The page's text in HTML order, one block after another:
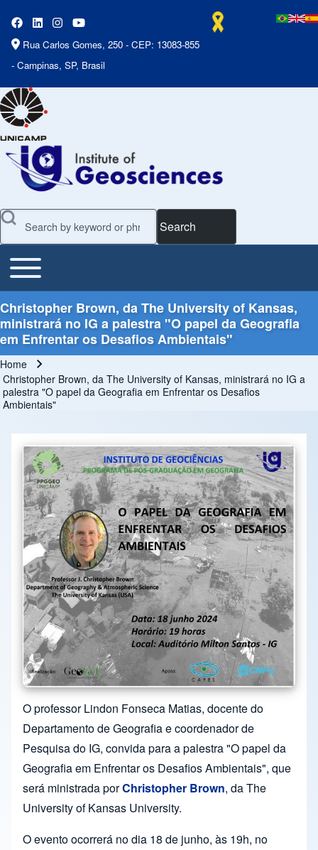
Rua Carlos Gomes, 250 - CEP: 13083-855
- Campinas, SP, Brasil
Search
Main Menu
Toggle main menu
Christopher Brown, da The University of Kansas,
ministrará no IG a palestra "O papel da Geografia
em Enfrentar os Desafios Ambientais"
Breadcrumb
Home
Christopher Brown, da The University of Kansas, ministrará no IG a
palestra "O papel da Geografia em Enfrentar os Desafios
Ambientais"
O professor Lindon Fonseca Matias, docente do
Departamento de Geografia e coordenador de
Pesquisa do IG, convida para a palestra "O papel da
Geografia em Enfrentar os Desafios Ambientais", que
será ministrada porChristopher Brown, da The
University of Kansas University.
O evento ocorrerá no dia 18 de junho, às 19h, no